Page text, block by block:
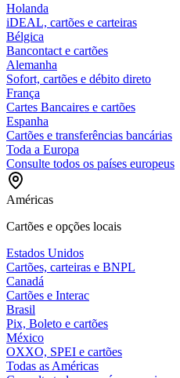
Holanda
iDEAL, cartões e carteiras
Bélgica
Bancontact e cartões
Alemanha
Sofort, cartões e débito direto
França
Cartes Bancaires e cartões
Espanha
Cartões e transferências bancárias
Toda a Europa
Consulte todos os países europeus
Américas
Cartões e opções locais
Estados Unidos
Cartões, carteiras e BNPL
Canadá
Cartões e Interac
Brasil
Pix, Boleto e cartões
México
OXXO, SPEI e cartões
Todas as Américas